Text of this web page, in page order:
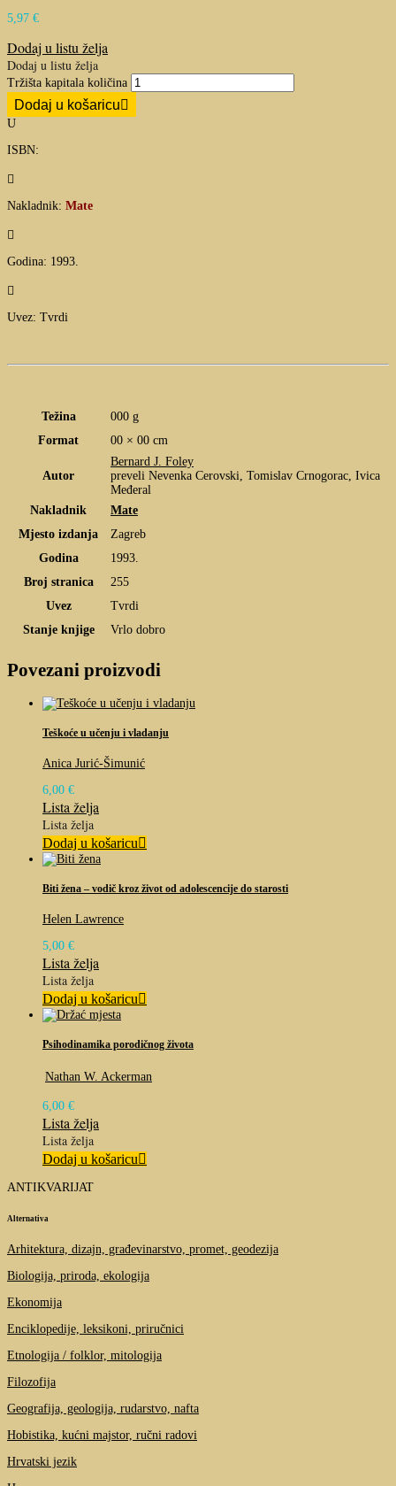
5,97 €
Dodaj u listu želja
Dodaj u listu želja
Tržišta kapitala količina
Dodaj u košaricu
U
ISBN:

Nakladnik: Mate

Godina: 1993.

Uvez: Tvrdi
Težina
000 g
Format
00 × 00 cm
Autor
Bernard J. Foley
preveli Nevenka Cerovski, Tomislav Crnogorac, Ivica
Međeral
Nakladnik
Mate
Mjesto izdanja
Zagreb
Godina
1993.
Broj stranica
255
Uvez
Tvrdi
Stanje knjige
Vrlo dobro
Povezani proizvodi
Teškoće u učenju i vladanju
Anica Jurić-Šimunić
6,00 €
Lista želja
Lista želja
Dodaj u košaricu
Biti žena – vodič kroz život od adolescencije do starosti
Helen Lawrence
5,00 €
Lista želja
Lista želja
Dodaj u košaricu
Psihodinamika porodičnog života
Nathan W. Ackerman
6,00 €
Lista želja
Lista želja
Dodaj u košaricu
ANTIKVARIJAT
Alternativa
Arhitektura, dizajn, građevinarstvo, promet, geodezija
Biologija, priroda, ekologija
Ekonomija
Enciklopedije, leksikoni, priručnici
Etnologija / folklor, mitologija
Filozofija
Geografija, geologija, rudarstvo, nafta
Hobistika, kućni majstor, ručni radovi
Hrvatski jezik